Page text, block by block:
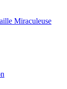
Miraculeuse